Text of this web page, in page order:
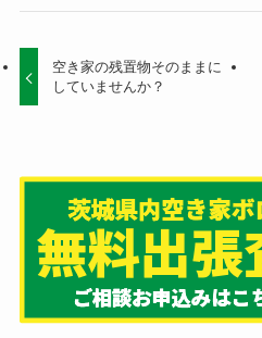
空き家の残置物そのままに
していませんか？